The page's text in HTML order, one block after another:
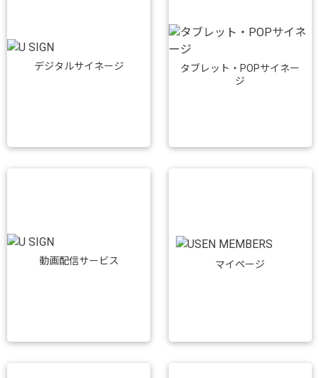
デジタルサイネージ
タブレット・POPサイネー
ジ
動画配信サービス マイページ